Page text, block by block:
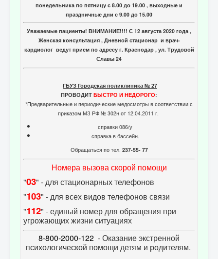
понедельника по пятницу с 8.00 до 19.00 , выходные и
праздничные дни с 9.00 до 15.00
Уважаемые пациенты! ВНИМАНИЕ!!!! С 12 августа 2020 года ,
Женская консультация , Дневной стационар и врач-
кардиолог ведут прием по адресу г. Краснодар , ул. Трудовой
Славы 24
ГБУЗ Городская поликлиника № 27
ПРОВОДИТ БЫСТРО И НЕДОРОГО:
*Предварительные и периодические медосмотры в соответствии с
приказом МЗ РФ № 302н от 12.04.2011 г.
справки 086/у
справка в бассейн.
Обращаться по тел. 237-55- 77
Номера вызова скорой помощи
"03" - для стационарных телефонов
"103" - для всех видов телефонов связи
"112" - единый номер для обращения при
угрожающих жизни ситуациях
8-800-2000-122 - Оказание экстренной
психологической помощи детям и родителям.